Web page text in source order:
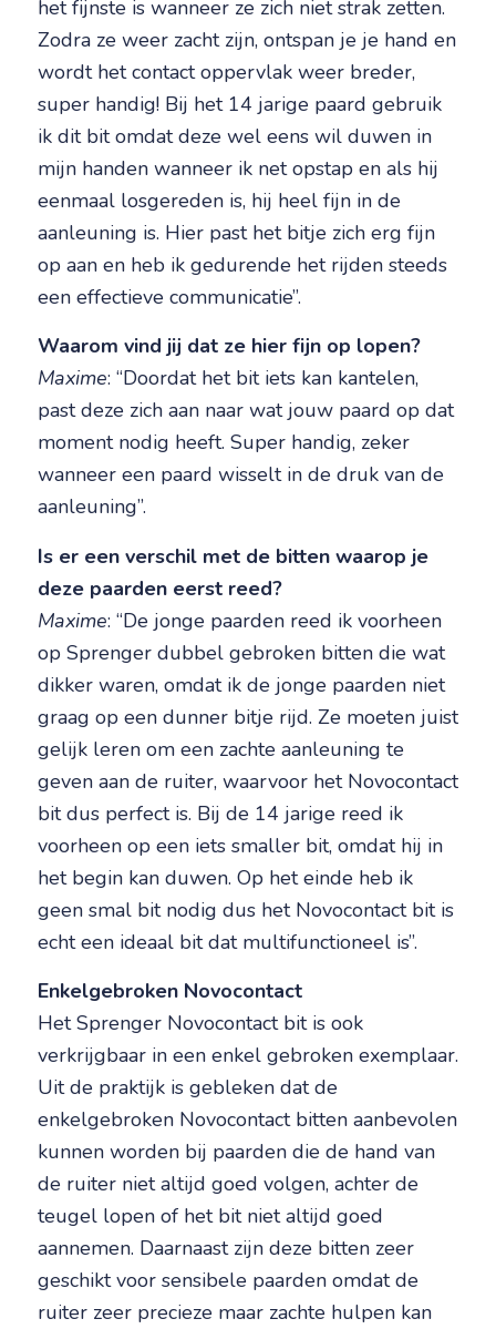
het fijnste is wanneer ze zich niet strak zetten.
Zodra ze weer zacht zijn, ontspan je je hand en
wordt het contact oppervlak weer breder,
super handig! Bij het 14 jarige paard gebruik
ik dit bit omdat deze wel eens wil duwen in
mijn handen wanneer ik net opstap en als hij
eenmaal losgereden is, hij heel fijn in de
aanleuning is. Hier past het bitje zich erg fijn
op aan en heb ik gedurende het rijden steeds
een effectieve communicatie”.
Waarom vind jij dat ze hier fijn op lopen?
Maxime: “Doordat het bit iets kan kantelen,
past deze zich aan naar wat jouw paard op dat
moment nodig heeft. Super handig, zeker
wanneer een paard wisselt in de druk van de
aanleuning”.
Is er een verschil met de bitten waarop je
deze paarden eerst reed?
Maxime: “De jonge paarden reed ik voorheen
op Sprenger dubbel gebroken bitten die wat
dikker waren, omdat ik de jonge paarden niet
graag op een dunner bitje rijd. Ze moeten juist
gelijk leren om een zachte aanleuning te
geven aan de ruiter, waarvoor het Novocontact
bit dus perfect is. Bij de 14 jarige reed ik
voorheen op een iets smaller bit, omdat hij in
het begin kan duwen. Op het einde heb ik
geen smal bit nodig dus het Novocontact bit is
echt een ideaal bit dat multifunctioneel is”.
Enkelgebroken Novocontact
Het Sprenger Novocontact bit is ook
verkrijgbaar in een enkel gebroken exemplaar.
Uit de praktijk is gebleken dat de
enkelgebroken Novocontact bitten aanbevolen
kunnen worden bij paarden die de hand van
de ruiter niet altijd goed volgen, achter de
teugel lopen of het bit niet altijd goed
aannemen. Daarnaast zijn deze bitten zeer
geschikt voor sensibele paarden omdat de
ruiter zeer precieze maar zachte hulpen kan